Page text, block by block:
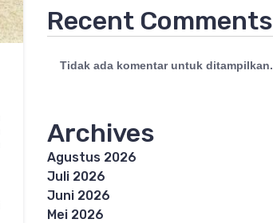
Recent Comments
Tidak ada komentar untuk ditampilkan.
Archives
Agustus 2026
Juli 2026
Juni 2026
Mei 2026